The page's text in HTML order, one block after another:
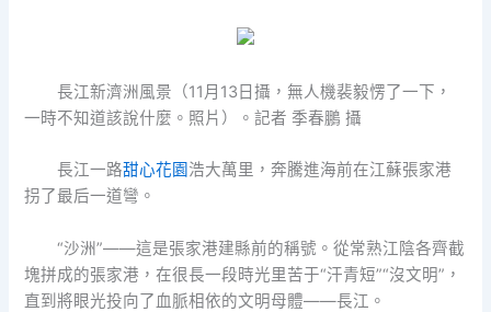
長江新濟洲風景（11月13日攝，無人機裴毅愣了一下，
一時不知道該說什麼。照片）。記者 季春鵬 攝
長江一路甜心花園浩大萬里，奔騰進海前在江蘇張家港
拐了最后一道彎。
“沙洲”——這是張家港建縣前的稱號。從常熟江陰各齊截
塊拼成的張家港，在很長一段時光里苦于“汗青短”“沒文明”，
直到將眼光投向了血脈相依的文明母體——長江。